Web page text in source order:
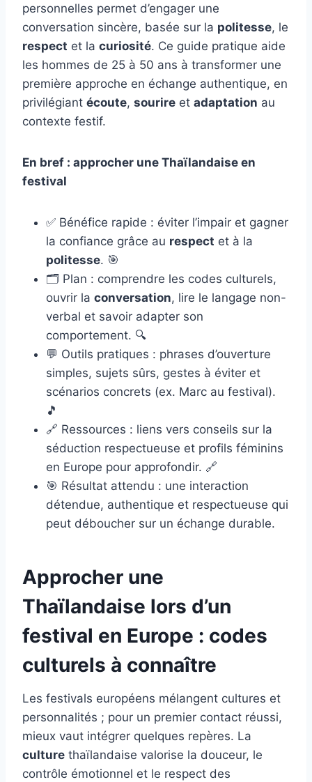
personnelles permet d’engager une
conversation sincère, basée sur la politesse, le
respect et la curiosité. Ce guide pratique aide
les hommes de 25 à 50 ans à transformer une
première approche en échange authentique, en
privilégiant écoute, sourire et adaptation au
contexte festif.
En bref : approcher une Thaïlandaise en
festival
✅ Bénéfice rapide : éviter l’impair et gagner
la confiance grâce au respect et à la
politesse. 🎯
🗂️ Plan : comprendre les codes culturels,
ouvrir la conversation, lire le langage non-
verbal et savoir adapter son
comportement. 🔍
💬 Outils pratiques : phrases d’ouverture
simples, sujets sûrs, gestes à éviter et
scénarios concrets (ex. Marc au festival).
🎵
🔗 Ressources : liens vers conseils sur la
séduction respectueuse et profils féminins
en Europe pour approfondir. 🔗
🎯 Résultat attendu : une interaction
détendue, authentique et respectueuse qui
peut déboucher sur un échange durable.
Approcher une
Thaïlandaise lors d’un
festival en Europe : codes
culturels à connaître
Les festivals européens mélangent cultures et
personnalités ; pour un premier contact réussi,
mieux vaut intégrer quelques repères. La
culture thaïlandaise valorise la douceur, le
contrôle émotionnel et le respect des